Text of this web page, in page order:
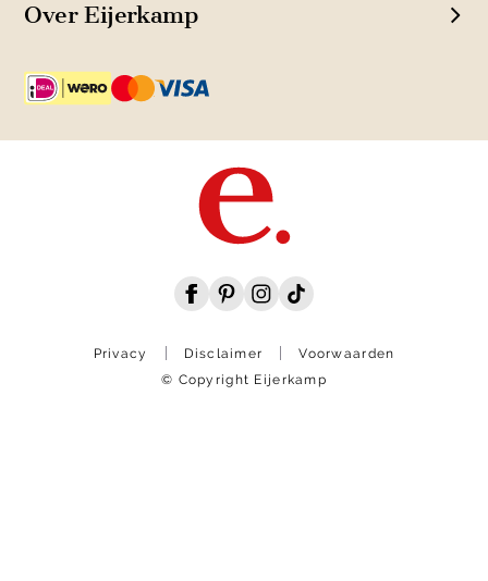
Over Eijerkamp
Privacy Disclaimer
Voorwaarden
© Copyright Eijerkamp